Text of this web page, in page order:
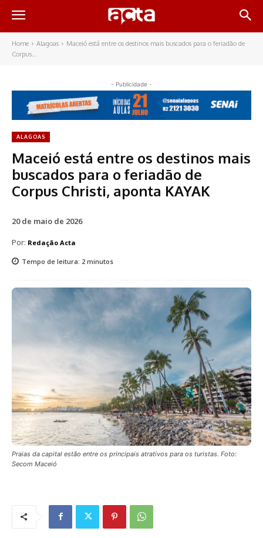
Home Alagoas
Maceió está entre os destinos mais buscados para o feriadão de
Corpus...
- Publicidade -
ALAGOAS
Maceió está entre os destinos mais
buscados para o feriadão de
Corpus Christi, aponta KAYAK
20 de maio de 2026
Por: Redação Acta
Tempo de leitura: 2 minutos
Praias da capital estão entre os principais atrativos para os turistas. Foto:
Secom Maceió